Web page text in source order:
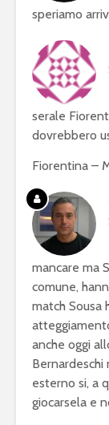
speriamo
serale
dovrebbero
Fiorentina –
mancare ma
comune,
match Sousa
anche oggi
esterno si, a
giocarsela e